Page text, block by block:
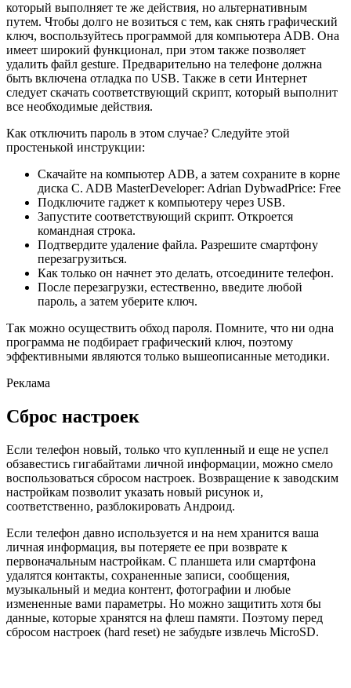
который выполняет те же действия, но альтернативным
путем. Чтобы долго не возиться с тем, как снять графический
ключ, воспользуйтесь программой для компьютера ADB. Она
имеет широкий функционал, при этом также позволяет
удалить файл gesture. Предварительно на телефоне должна
быть включена отладка по USB. Также в сети Интернет
следует скачать соответствующий скрипт, который выполнит
все необходимые действия.
Как отключить пароль в этом случае? Следуйте этой
простенькой инструкции:
Скачайте на компьютер ADB, а затем сохраните в корне
диска C. ADB MasterDeveloper: Adrian DybwadPrice: Free
Подключите гаджет к компьютеру через USB.
Запустите соответствующий скрипт. Откроется
командная строка.
Подтвердите удаление файла. Разрешите смартфону
перезагрузиться.
Как только он начнет это делать, отсоедините телефон.
После перезагрузки, естественно, введите любой
пароль, а затем уберите ключ.
Так можно осуществить обход пароля. Помните, что ни одна
программа не подбирает графический ключ, поэтому
эффективными являются только вышеописанные методики.
Реклама
Сброс настроек
Если телефон новый, только что купленный и еще не успел
обзавестись гигабайтами личной информации, можно смело
воспользоваться сбросом настроек. Возвращение к заводским
настройкам позволит указать новый рисунок и,
соответственно, разблокировать Андроид.
Если телефон давно используется и на нем хранится ваша
личная информация, вы потеряете ее при возврате к
первоначальным настройкам. С планшета или смартфона
удалятся контакты, сохраненные записи, сообщения,
музыкальный и медиа контент, фотографии и любые
измененные вами параметры. Но можно защитить хотя бы
данные, которые хранятся на флеш памяти. Поэтому перед
сбросом настроек (hard reset) не забудьте извлечь MicroSD.